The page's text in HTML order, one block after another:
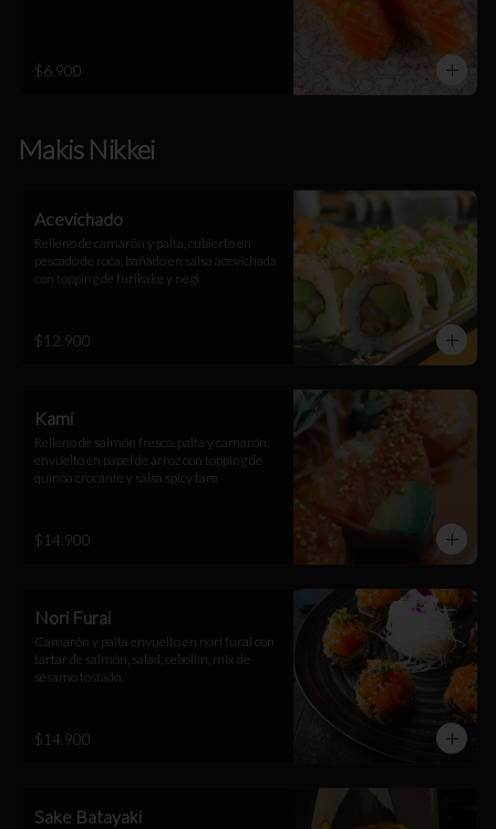
$6.900
Makis Nikkei
Acevichado
Relleno de camarón y palta, cubierto en
pescado de roca, bañado en salsa acevichada
con topping de furikake y negi
$12.900
Kami
Relleno de salmón fresco, palta y camarón,
envuelto en papel de arroz con topping de
quinoa crocante y salsa spicy tare
$14.900
Nori Furai
Camarón y palta envuelto en nori furai con
tartar de salmón, salad, cebollín, mix de
sésamo tostado.
$14.900
Sake Batayaki